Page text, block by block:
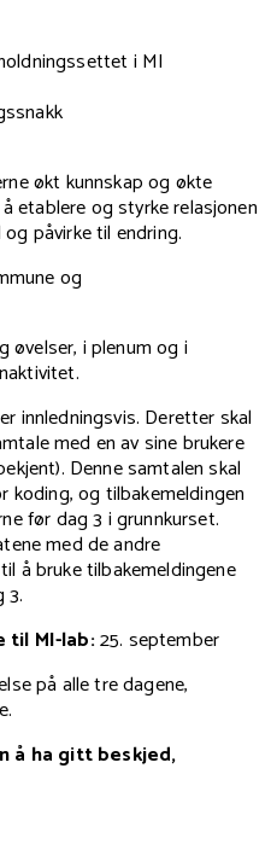
i MI
økt kunnskap og økte
etablere og styrke relasjonen
påvirke til endring.
og
øvelser, i plenum og i
innledningsvis. Deretter skal
med en av sine brukere
Denne samtalen skal
koding, og tilbakemeldingen
før dag 3 i grunnkurset.
med de andre
å bruke tilbakemeldingene
3.
til MI-lab:25. september
på alle tre dagene,
å ha gitt beskjed,